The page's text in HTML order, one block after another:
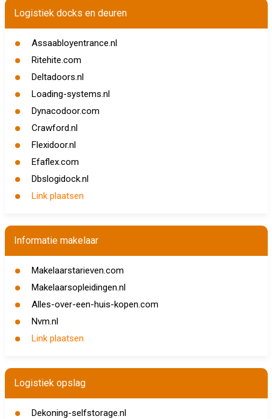
Logistiek docks en deuren
Assaabloyentrance.nl
Ritehite.com
Deltadoors.nl
Loading-systems.nl
Dynacodoor.com
Crawford.nl
Flexidoor.nl
Efaflex.com
Dbslogidock.nl
Link plaatsen
Informatie makelaar
Makelaarstarieven.com
Makelaarsopleidingen.nl
Alles-over-een-huis-kopen.com
Nvm.nl
Link plaatsen
Logistiek opslag
Dekoning-selfstorage.nl